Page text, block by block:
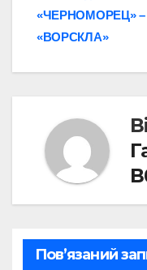
записів
«ЧЕРНОМОРЕЦ» –
«ВОРСКЛА»
Пов’язаний